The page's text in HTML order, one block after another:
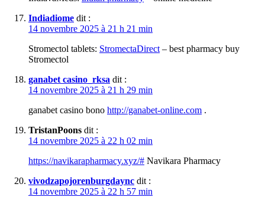
Indiadiome dit :
14 novembre 2025 à 21 h 21 min
Stromectol tablets: StromectaDirect – best pharmacy buy
Stromectol
ganabet casino_rksa dit :
14 novembre 2025 à 21 h 29 min
ganabet casino bono http://ganabet-online.com .
TristanPoons dit :
14 novembre 2025 à 22 h 02 min
https://navikarapharmacy.xyz/# Navikara Pharmacy
vivodzapojorenburgdaync dit :
14 novembre 2025 à 22 h 57 min